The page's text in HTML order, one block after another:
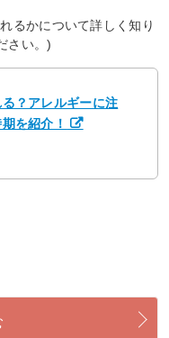
るかについて詳しく知り
さい。)
？アレルギーに注
を紹介！